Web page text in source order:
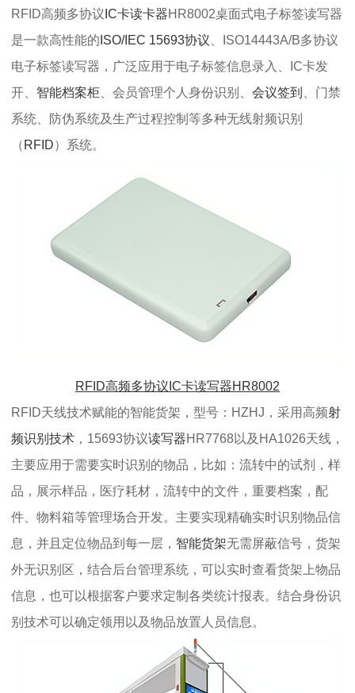
RFID高频多协议 IC卡读卡器HR8002桌面式电子标签读写器
是一款高性能的 ISO/IEC 15693协议 、ISO14443A/B多协议
电子标签读写器，广泛应用于电子标签信息录入、IC卡发
开、 智能档案柜 、会员管理个人身份识别、 会议签到
、门禁
系统、防伪系统及生产过程控制等多种无线射频识别
（ RFID）系统。
RFID高频多协议IC卡读写器HR8002
RFID天线技术赋能的智能货架，型号：HZHJ，采用高频射
频识别技术 ，15693协议读写器HR7768以及HA1026天线，
主要应用于需要实时识别的物品，比如：流转中的试剂，样
品，展示样品，医疗耗材，流转中的文件，重要档案，配
件、物料箱等管理场合开发。主要实现精确实时识别物品信
息，并且定位物品到每一层， 智能货架无需屏蔽信号，货架
外无识别区，结合后台管理系统，可以实时查看货架上物品
信息，也可以根据客户要求定制各类统计报表。结合身份识
别技术可以确定领用以及物品放置人员信息。